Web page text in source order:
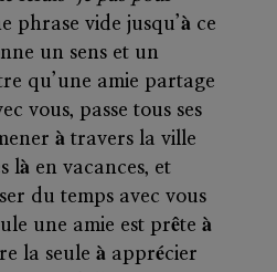
phrase vide jusqu’à ce
un sens et un
qu’une amie partage
vous, passe tous ses
à travers la ville
là en vacances, et
du temps avec vous
une amie est prête à
la seule à apprécier